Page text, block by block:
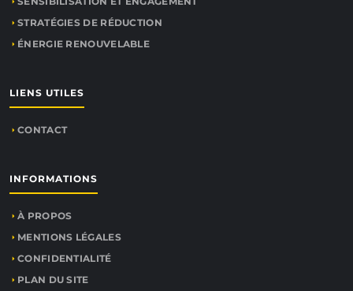
STRATÉGIES DE RÉDUCTION
ÉNERGIE RENOUVELABLE
LIENS UTILES
CONTACT
INFORMATIONS
À PROPOS
MENTIONS LÉGALES
CONFIDENTIALITÉ
PLAN DU SITE